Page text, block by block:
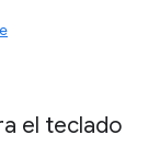
el teclado